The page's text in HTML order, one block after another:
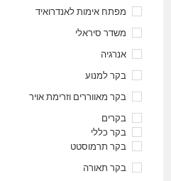
מפתח אימות לאנדרואיד
משדר סיראלי
אנרגיה
בקר למנוע
בקר מאווררים וזרימת אויר
בקרים
בקר כללי
בקר תרמוסטט
בקר תאורה